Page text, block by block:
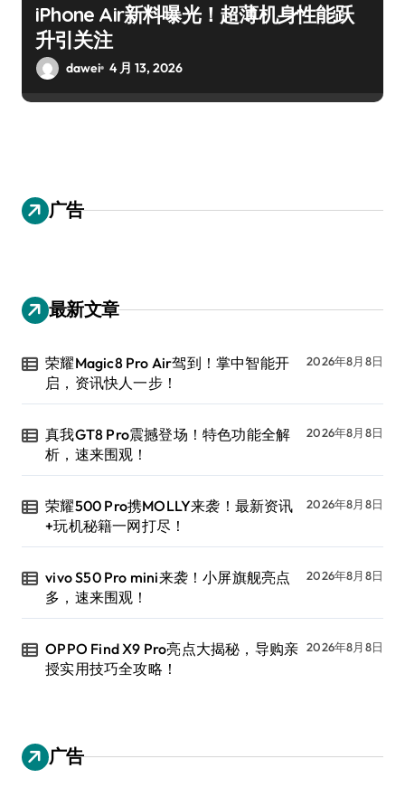
iPhone Air新料曝光！超薄机身性能跃
升引关注
dawei 4 月 13, 2026
广告
最新文章
荣耀Magic8 Pro Air驾到！掌中智能开
启，资讯快人一步！
2026年8月8日
真我GT8 Pro震撼登场！特色功能全解
析，速来围观！
2026年8月8日
荣耀500 Pro携MOLLY来袭！最新资讯
+玩机秘籍一网打尽！
2026年8月8日
vivo S50 Pro mini来袭！小屏旗舰亮点
多，速来围观！
2026年8月8日
OPPO Find X9 Pro亮点大揭秘，导购亲
授实用技巧全攻略！
2026年8月8日
广告